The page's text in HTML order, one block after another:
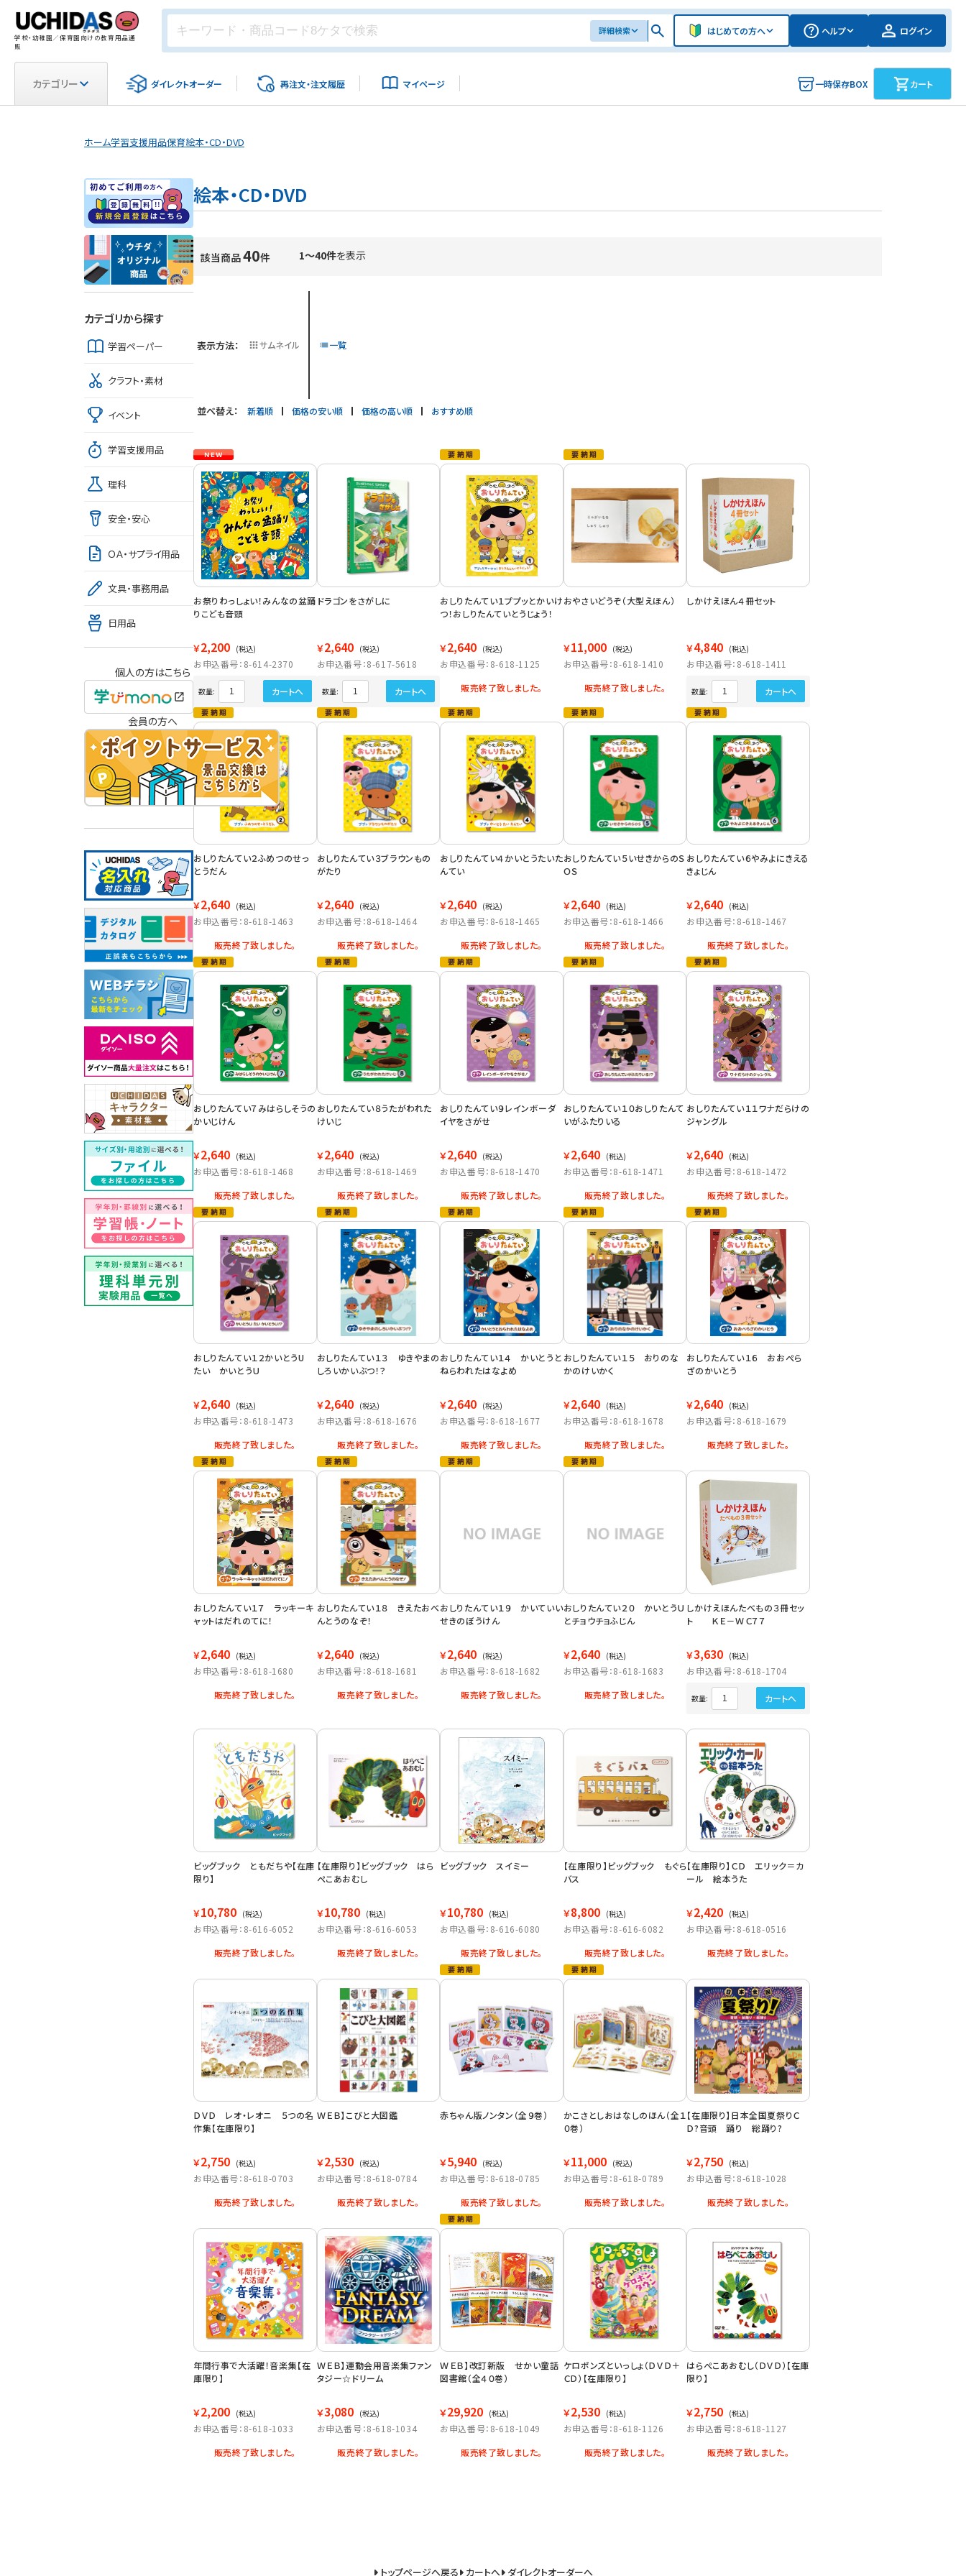
学校・幼稚園／保育園向けの教育用品通
販
詳細検索 はじめての方へ ヘルプ ログイン
カテゴリー ダイレクトオーダー 再注文・注文履歴 マイページ 一時保存BOX カート
ホーム学習支援用品保育絵本・CD・DVD
絵本・CD・DVD
該当商品40件 1～40件を表示
表示方法： サムネイル 一覧
並べ替え： 新着順 価格の安い順 価格の高い順 おすすめ順
お祭りわっしょい！みんなの盆踊
りこども音頭
￥2,200 (税込)
お申込番号：8-614-2370
数量: カートへ
ドラゴンをさがしに
￥2,640 (税込)
お申込番号：8-617-5618
数量: カートへ
おしりたんてい１ププッとかいけ
つ！おしりたんていとうじょう！
￥2,640 (税込)
お申込番号：8-618-1125
販売終了致しました。
おやさいどうぞ（大型えほん）
￥11,000 (税込)
お申込番号：8-618-1410
販売終了致しました。
しかけえほん４冊セット
￥4,840 (税込)
お申込番号：8-618-1411
数量: カートへ
おしりたんてい２ふめつのせっ
とうだん
￥2,640 (税込)
お申込番号：8-618-1463
販売終了致しました。
おしりたんてい３ブラウンもの
がたり
￥2,640 (税込)
お申込番号：8-618-1464
販売終了致しました。
おしりたんてい４かいとうたいた
んてい
￥2,640 (税込)
お申込番号：8-618-1465
販売終了致しました。
おしりたんてい５いせきからのＳ
ＯＳ
￥2,640 (税込)
お申込番号：8-618-1466
販売終了致しました。
おしりたんてい６やみよにきえる
きょじん
￥2,640 (税込)
お申込番号：8-618-1467
販売終了致しました。
おしりたんてい７みはらしそうの
かいじけん
￥2,640 (税込)
お申込番号：8-618-1468
販売終了致しました。
おしりたんてい８うたがわれた
けいじ
￥2,640 (税込)
お申込番号：8-618-1469
販売終了致しました。
おしりたんてい９レインボーダ
イヤをさがせ
￥2,640 (税込)
お申込番号：8-618-1470
販売終了致しました。
おしりたんてい１０おしりたんて
いがふたりいる
￥2,640 (税込)
お申込番号：8-618-1471
販売終了致しました。
おしりたんてい１１ワナだらけの
ジャングル
￥2,640 (税込)
お申込番号：8-618-1472
販売終了致しました。
おしりたんてい１２かいとうU
たい かいとうＵ
￥2,640 (税込)
お申込番号：8-618-1473
販売終了致しました。
おしりたんてい１３ ゆきやまの
しろいかいぶつ！？
￥2,640 (税込)
お申込番号：8-618-1676
販売終了致しました。
おしりたんてい１４ かいとうと
ねらわれたはなよめ
￥2,640 (税込)
お申込番号：8-618-1677
販売終了致しました。
おしりたんてい１５ おりのな
かのけいかく
￥2,640 (税込)
お申込番号：8-618-1678
販売終了致しました。
おしりたんてい１６ おおぺら
ざのかいとう
￥2,640 (税込)
お申込番号：8-618-1679
販売終了致しました。
おしりたんてい１７ ラッキーキ
ャットはだれのてに！
￥2,640 (税込)
お申込番号：8-618-1680
販売終了致しました。
おしりたんてい１８ きえたおべ
んとうのなぞ！
￥2,640 (税込)
お申込番号：8-618-1681
販売終了致しました。
おしりたんてい１９ かいていい
せきのぼうけん
￥2,640 (税込)
お申込番号：8-618-1682
販売終了致しました。
おしりたんてい２０ かいとうＵ
とチョウチョふじん
￥2,640 (税込)
お申込番号：8-618-1683
販売終了致しました。
しかけえほんたべもの３冊セッ
ト ＫＥ－ＷＣ７７
￥3,630 (税込)
お申込番号：8-618-1704
数量: カートへ
ビッグブック ともだちや【在庫
限り】
￥10,780 (税込)
お申込番号：8-616-6052
販売終了致しました。
【在庫限り】ビッグブック はら
ぺこあおむし
￥10,780 (税込)
お申込番号：8-616-6053
販売終了致しました。
ビッグブック スイミー
￥10,780 (税込)
お申込番号：8-616-6080
販売終了致しました。
【在庫限り】ビッグブック もぐら
バス
￥8,800 (税込)
お申込番号：8-616-6082
販売終了致しました。
【在庫限り】ＣＤ エリック＝カ
ール 絵本うた
￥2,420 (税込)
お申込番号：8-618-0516
販売終了致しました。
ＤＶＤ レオ・レオニ ５つの名
作集【在庫限り】
￥2,750 (税込)
お申込番号：8-618-0703
販売終了致しました。
ＷＥＢ】こびと大図鑑
￥2,530 (税込)
お申込番号：8-618-0784
販売終了致しました。
赤ちゃん版ノンタン（全９巻）
￥5,940 (税込)
お申込番号：8-618-0785
販売終了致しました。
かこさとしおはなしのほん（全１
０巻）
￥11,000 (税込)
お申込番号：8-618-0789
販売終了致しました。
【在庫限り】日本全国夏祭りＣ
Ｄ?音頭 踊り 総踊り?
￥2,750 (税込)
お申込番号：8-618-1028
販売終了致しました。
年間行事で大活躍！音楽集【在
庫限り】
￥2,200 (税込)
お申込番号：8-618-1033
販売終了致しました。
ＷＥＢ】運動会用音楽集ファン
タジー☆ドリーム
￥3,080 (税込)
お申込番号：8-618-1034
販売終了致しました。
ＷＥＢ】改訂新版 せかい童話
図書館（全４０巻）
￥29,920 (税込)
お申込番号：8-618-1049
販売終了致しました。
ケロポンズといっしょ（ＤＶＤ＋
ＣＤ）【在庫限り】
￥2,530 (税込)
お申込番号：8-618-1126
販売終了致しました。
はらぺこあおむし（ＤＶＤ）【在庫
限り】
￥2,750 (税込)
お申込番号：8-618-1127
販売終了致しました。
カテゴリから探す
学習ペーパー
クラフト・素材
イベント
学習支援用品
理科
安全・安心
ＯＡ・サプライ用品
文具・事務用品
日用品
個人の方はこちら
会員の方へ
トップページへ戻る カートへ ダイレクトオーダーへ